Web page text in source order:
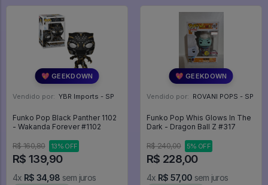
💖 GEEKDOWN
Vendido por: YBR Imports - SP
Funko Pop Black Panther 1102
- Wakanda Forever #1102
R$ 160,80 13% OFF
R$ 139,90
4x R$ 34,98 sem juros
💖 GEEKDOWN
Vendido por: ROVANI POPS - SP
Funko Pop Whis Glows In The
Dark - Dragon Ball Z #317
R$ 240,00 5% OFF
R$ 228,00
4x R$ 57,00 sem juros